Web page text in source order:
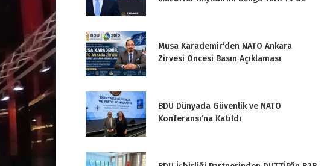
Musa Karademir’den NATO Ankara
Zirvesi Öncesi Basın Açıklaması
BDU Dünyada Güvenlik ve NATO
Konferansı’na Katıldı